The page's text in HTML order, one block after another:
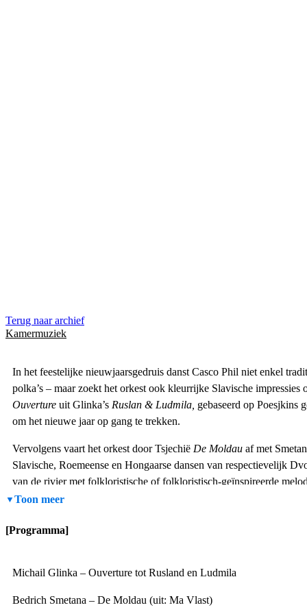
Terug naar archief
Kamermuziek
In het feestelijke nieuwjaarsgedruis danst Casco Phil niet enkel
polka’s – maar zoekt het orkest ook kleurrijke Slavische
Ouverture uit Glinka’s Ruslan & Ludmila, gebaseerd op Poesjkins
om het nieuwe jaar op gang te trekken.
Vervolgens vaart het orkest door Tsjechië De Moldau af met
Slavische, Roemeense en Hongaarse dansen van respectievelijk
van de rivier met folkloristische of folkloristisch-geïnspireerde
die inspiratie op in zijn
op een Rococothemavoor cello en orkest. Hiervoor tekent de
enkele bruisende topwerken zingt. De traditionele Weense walsen
Toon meer
[Programma]
Michail Glinka – Ouverture tot Rusland en Ludmila
Bedrich Smetana – De Moldau (uit: Ma Vlast)